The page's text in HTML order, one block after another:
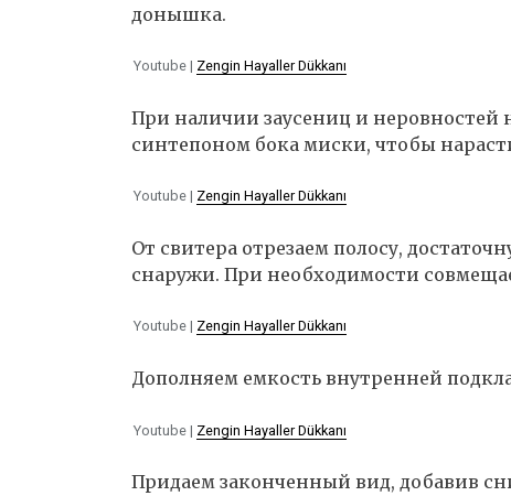
донышка.
Youtube | Zengin Hayaller Dükkanı
При наличии заусениц и неровностей
синтепоном бока миски, чтобы
Youtube | Zengin Hayaller Dükkanı
От свитера отрезаем полосу,
снаружи. При необходимости
Youtube | Zengin Hayaller Dükkanı
Дополняем емкость внутренней
Youtube | Zengin Hayaller Dükkanı
Придаем законченный вид, добавив